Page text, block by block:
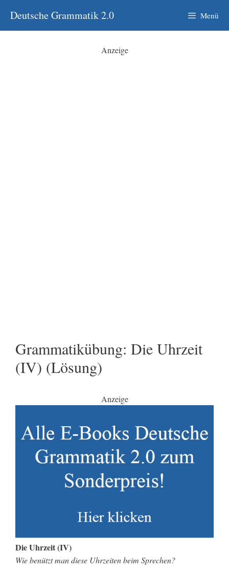
Inhalt
springen
Deutsche Grammatik 2.0 Menü
Anzeige
Grammatikübung: Die Uhrzeit
(IV) (Lösung)
Anzeige
Die Uhrzeit (IV)
Wie benützt man diese Uhrzeiten beim Sprechen?